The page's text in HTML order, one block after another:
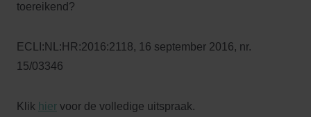
toereikend?
ECLI:NL:HR:2016:2118, 16 september 2016, nr.
15/03346
Klik hier voor de volledige uitspraak.